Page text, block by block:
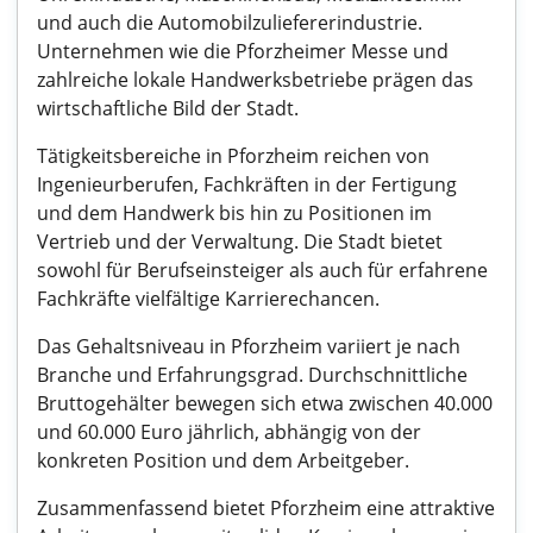
und auch die Automobilzuliefererindustrie.
Unternehmen wie die Pforzheimer Messe und
zahlreiche lokale Handwerksbetriebe prägen das
wirtschaftliche Bild der Stadt.
Tätigkeitsbereiche in Pforzheim reichen von
Ingenieurberufen, Fachkräften in der Fertigung
und dem Handwerk bis hin zu Positionen im
Vertrieb und der Verwaltung. Die Stadt bietet
sowohl für Berufseinsteiger als auch für erfahrene
Fachkräfte vielfältige Karrierechancen.
Das Gehaltsniveau in Pforzheim variiert je nach
Branche und Erfahrungsgrad. Durchschnittliche
Bruttogehälter bewegen sich etwa zwischen 40.000
und 60.000 Euro jährlich, abhängig von der
konkreten Position und dem Arbeitgeber.
Zusammenfassend bietet Pforzheim eine attraktive